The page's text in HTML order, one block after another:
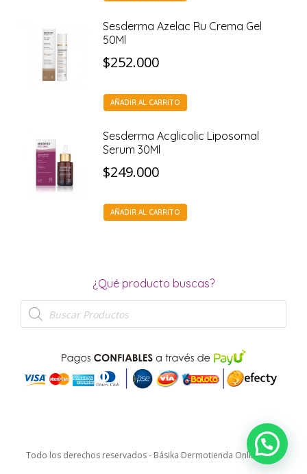
Sesderma Azelac Ru Crema Gel
50Ml
$252.000
AÑADIR AL CARRITO
Sesderma Acglicolic Liposomal
Serum 30Ml
$249.000
AÑADIR AL CARRITO
¿Qué producto buscas?
Búsqueda
de
productos
Todo los derechos reservados - Básika Dermotienda Online 2026